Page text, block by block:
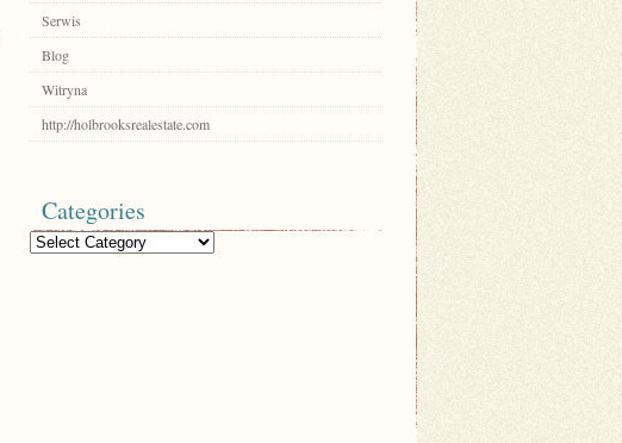
Serwis
Blog
Witryna
http://holbrooksrealestate.com
Categories
Categories